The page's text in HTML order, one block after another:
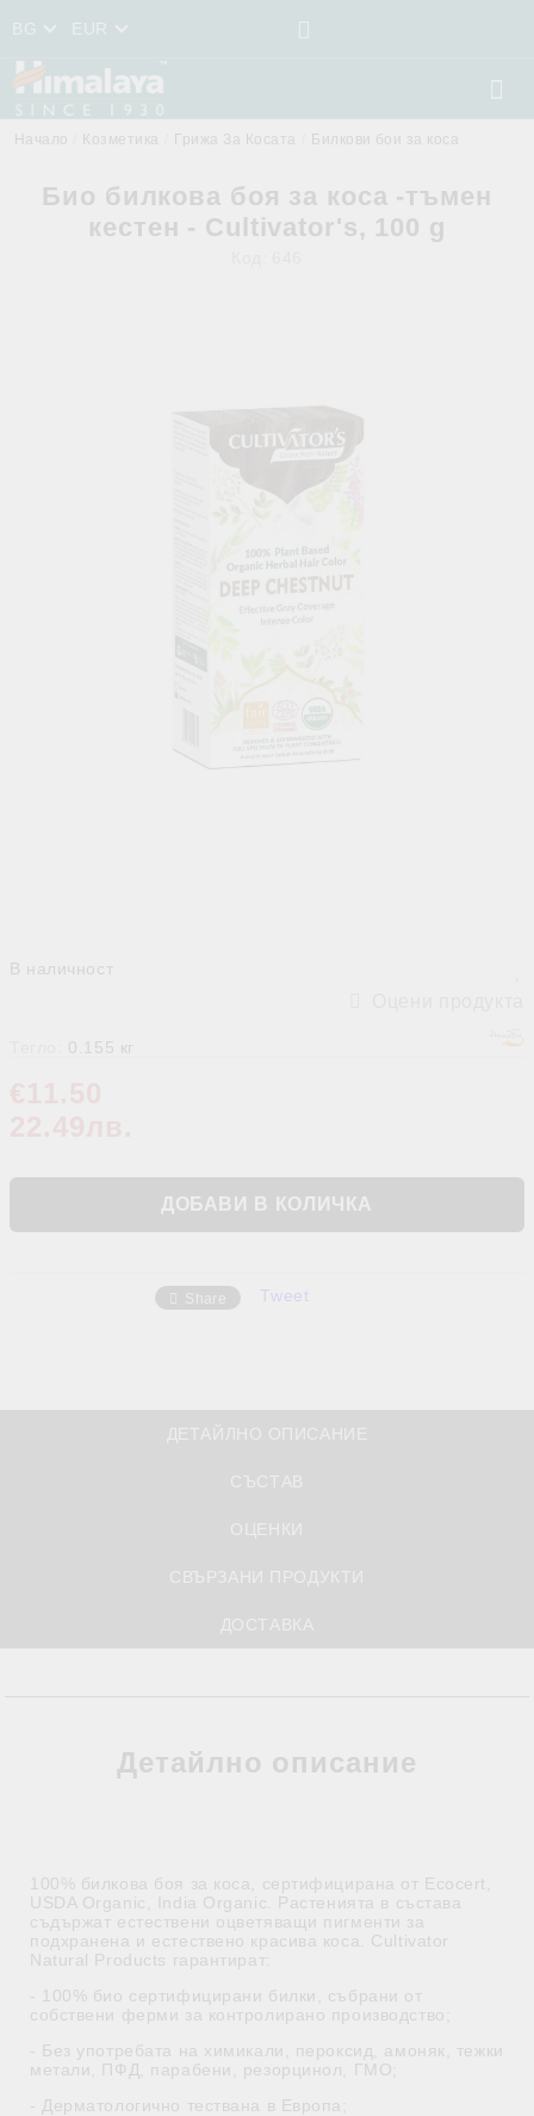
BG EUR
Начало Козметика Грижа За Косата Билкови бои за коса
Био билкова боя за коса -тъмен
кестен - Cultivator's, 100 g
В наличност
0.155 кг
Share Tweet
Детайлно описание
100% билкова боя за коса, сертифицирана от Ecocert,
USDA Organic, India Organic. Растенията в състава
съдържат естествени оцветяващи пигменти за
подхранена и естествено красива коса. Cultivator
Natural Products гарантират:
- 100% био сертифицирани билки, събрани от
собствени ферми за контролирано производство;
- Без употребата на химикали, пероксид, амоняк, тежки
метали, ПФД, парабени, резорцинол, ГМО;
- Дерматологично тествана в Европа;